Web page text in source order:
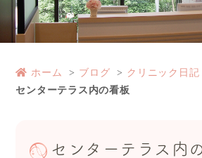
ホーム ブログ
クリニック日記
センターテラス内の看板
センターテラス内